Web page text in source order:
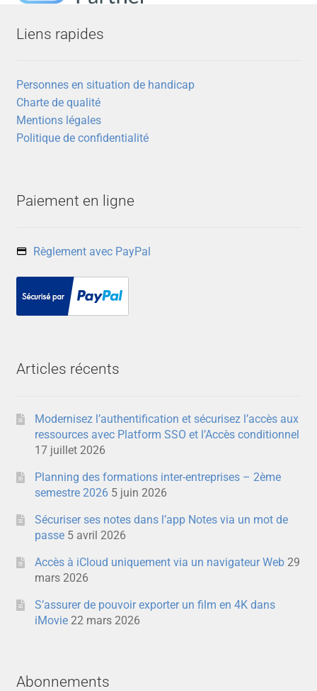
Liens rapides
Personnes en situation de handicap
Charte de qualité
Mentions légales
Politique de confidentialité
Paiement en ligne
Règlement avec PayPal
Articles récents
Modernisez l’authentification et sécurisez l’accès aux
ressources avec Platform SSO et l’Accès conditionnel
17 juillet 2026
Planning des formations inter-entreprises – 2ème
semestre 2026 5 juin 2026
Sécuriser ses notes dans l’app Notes via un mot de
passe 5 avril 2026
Accès à iCloud uniquement via un navigateur Web 29
mars 2026
S’assurer de pouvoir exporter un film en 4K dans
iMovie 22 mars 2026
Abonnements